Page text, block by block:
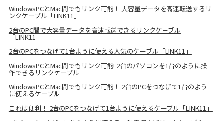
WindowsPCとMac間でもリンク可能！ 大容量データを高速転送するリ
ンクケーブル「LINK11」
2台のPC間で大容量データを高速転送できるリンクケーブル
「LINK11」
2台のPCをつなげて1台ように使える人気のケーブル「LINK11」
WindowsPCとMac間でもリンク可能! 2台のパソコンを1台のように操
作できるリンクケーブル
WindowsPCとMac間でもリンク可能！ 2台のPCをつなげて1台のよう
に使えるケーブル
これは便利！ 2台のPCをつなげて1台ように使えるケーブル「LINK11」